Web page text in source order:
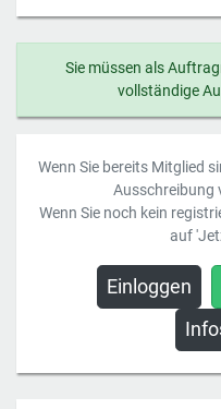
Sie müssen als
vollständige
Wenn Sie bereits Mitglied
Ausschreibung
Wenn Sie noch kein
auf
Einloggen